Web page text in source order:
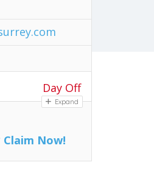
Day Off
Expand
Claim Now!